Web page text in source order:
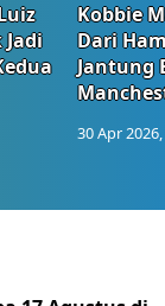
Jadi
Kobbie
Dari
Jantung
30 Apr